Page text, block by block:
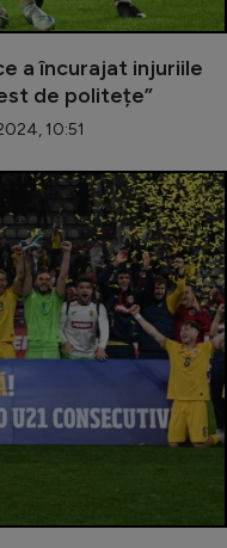
a încurajat injuriile
de politețe”
10:51